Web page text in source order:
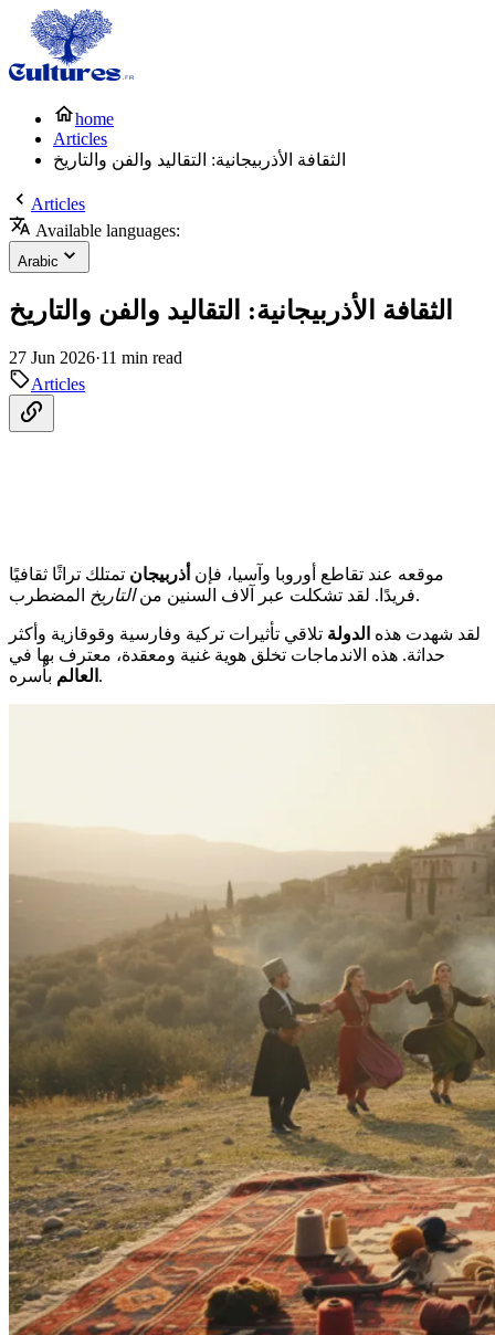
home
Articles
الثقافة الأذربيجانية: التقاليد والفن والتاريخ
Articles
Available languages:
Arabic
الثقافة الأذربيجانية: التقاليد والفن والتاريخ
27 Jun 2026·11 min read
Articles
موقعه عند تقاطع أوروبا وآسيا، فإن أذربيجان تمتلك تراثًا ثقافيًا
فريدًا. لقد تشكلت عبر آلاف السنين منالتاريخ المضطرب.
لقد شهدت هذه الدولة تلاقي تأثيرات تركية وفارسية وقوقازية وأكثر
حداثة. هذه الاندماجات تخلق هوية غنية ومعقدة، معترف بها في
العالم بأسره.